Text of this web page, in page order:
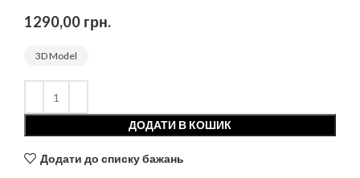
1290,00 грн.
3D Model
ДОДАТИ В КОШИК
Додати до списку бажань